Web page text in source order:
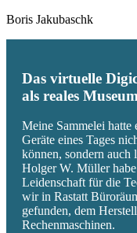
Boris Jakubaschk
Das virtuelle
als reales Museum
Meine Sammelei hatte
Geräte eines Tages
können, sondern
Holger W. Müller
Leidenschaft für die
wir in Rastatt
gefunden, dem
Rechenmaschinen.